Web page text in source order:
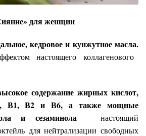
для женщин
кедровое и кунжутное масла.
настоящего коллагенового
содержание жирных кислот,
В1, В2 и В6, а также мощные
и сезаминола – настоящий
для нейтрализации свободных